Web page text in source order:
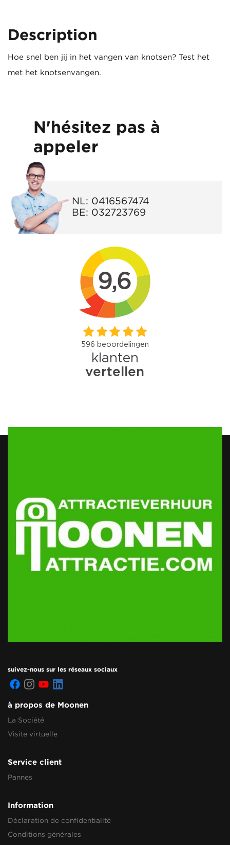
Description
Hoe snel ben jij in het vangen van knotsen? Test het
met het knotsenvangen.
N'hésitez pas à
appeler
NL: 0416567474
BE: 032723769
suivez-nous sur les réseaux sociaux
à propos de Moonen
La Société
Visite virtuelle
Service client
Pannes
Information
Déclaration de confidentialité
Conditions générales